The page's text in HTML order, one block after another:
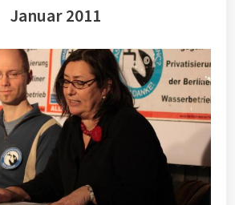
Januar 2011